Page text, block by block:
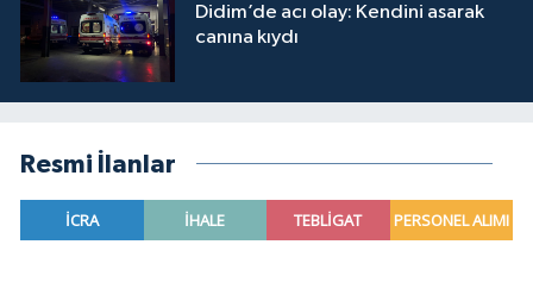
Didim’de acı olay: Kendini asarak
canına kıydı
Resmi İlanlar